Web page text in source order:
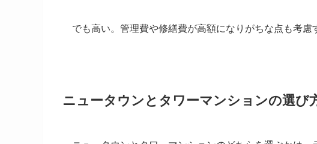
でも高い。管理費や修繕費が高額になりがちな点も考慮
ニュータウンとタワーマンションの選び